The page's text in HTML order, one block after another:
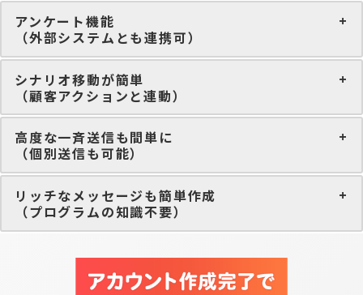
アンケート機能
（外部システムとも連携可）
シナリオ移動が簡単
（顧客アクションと連動）
高度な一斉送信も間単に
（個別送信も可能）
リッチなメッセージも簡単作成
（プログラムの知識不要）